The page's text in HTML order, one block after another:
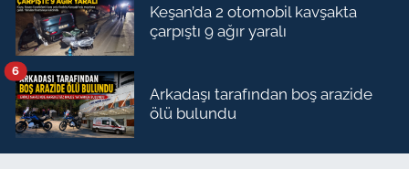
Keşan’da 2 otomobil kavşakta
çarpıştı 9 ağır yaralı
Arkadaşı tarafından boş arazide
ölü bulundu
6